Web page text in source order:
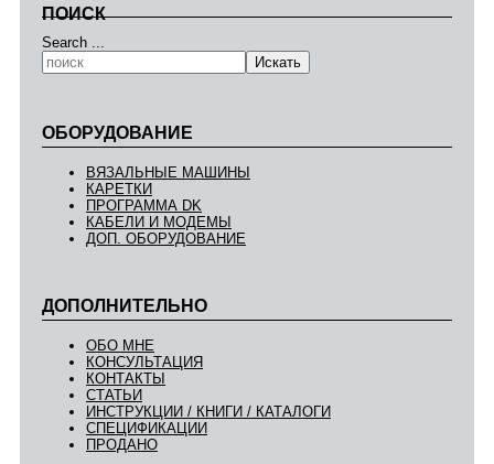
ПОИСК
Search ...
Искать
ОБОРУДОВАНИЕ
ВЯЗАЛЬНЫЕ МАШИНЫ
КАРЕТКИ
ПРОГРАММА DK
КАБЕЛИ И МОДЕМЫ
ДОП. ОБОРУДОВАНИЕ
ДОПОЛНИТЕЛЬНО
ОБО МНЕ
КОНСУЛЬТАЦИЯ
КОНТАКТЫ
СТАТЬИ
ИНСТРУКЦИИ / КНИГИ / КАТАЛОГИ
СПЕЦИФИКАЦИИ
ПРОДАНО